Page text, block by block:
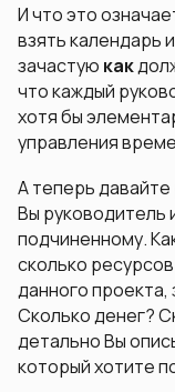
И что это
взять календарь
зачастую как
что каждый
хотя бы
управления
А теперь
Вы руководитель
подчиненному.
сколько
данного
Сколько денег?
детально Вы
который хотите